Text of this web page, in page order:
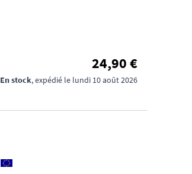
24,90 €
En stock, expédié le lundi 10 août 2026